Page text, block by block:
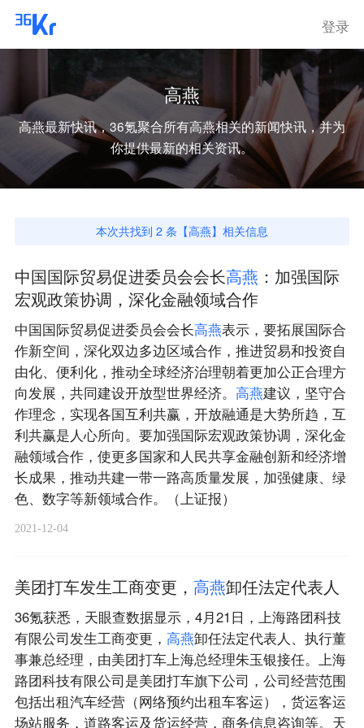
登录
高燕
高燕最新快讯，36氪聚合所有高燕相关的新闻快讯，并为
你提供最新的相关资讯。
本次共找到 2 条【高燕】相关信息
中国国际贸易促进委员会会长高燕 ：加强国际
宏观政策协调，深化金融领域合作
中国国际贸易促进委员会会长高燕表示，要拓展国际合
作新空间，深化双边多边区域合作，推进贸易和投资自
由化、便利化，推动全球经济治理朝着更加公正合理方
向发展，共同建设开放型世界经济。 高燕建议，坚守合
作理念，实现各国互利共赢，开放融通是大势所趋，互
利共赢是人心所向。要加强国际宏观政策协调，深化金
融领域合作，使更多国家和人民共享金融创新和经济增
长成果，推动共建一带一路高质量发展，加强健康、绿
色、数字等新领域合作。（上证报）
2021-12-04
美团打车发生工商变更， 高燕卸任法定代表人
36氪获悉，天眼查数据显示，4月21日，上海路团科技
有限公司发生工商变更， 高燕卸任法定代表人、执行董
事兼总经理，由美团打车上海总经理朱玉银接任。上海
路团科技有限公司是美团打车旗下公司，公司经营范围
包括出租汽车经营（网络预约出租车客运），货运客运
场站服务，道路客运及货运经营，商务信息咨询等。天